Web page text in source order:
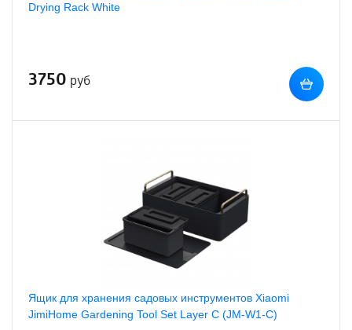
Drying Rack White
3750 руб
Ящик для хранения садовых инструментов Xiaomi
JimiHome Gardening Tool Set Layer C (JM-W1-C)